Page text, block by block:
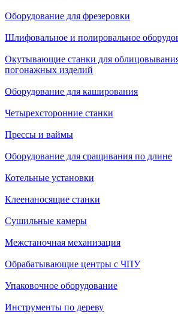
Оборудование для фрезеровки
Шлифовальное и полировальное
Окутывающие станки для
погонажных изделий
Оборудование для каширования
Четырехсторонние станки
Прессы и ваймы
Оборудование для сращивания по длине
Котельные установки
Клеенаносящие станки
Сушильные камеры
Межстаночная механизация
Обрабатывающие центры с ЧПУ
Упаковочное оборудование
Инструменты по дереву